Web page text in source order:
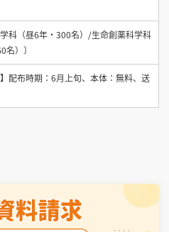
ダンス
（学校用）
科（昼6年・300名）/生命創薬科学科
名）〕
】配布時期：6月上旬、本体：無料、送